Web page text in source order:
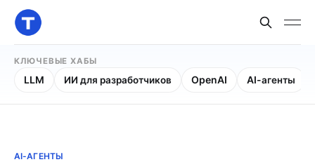
КЛЮЧЕВЫЕ ХАБЫ
LLM ИИ для разработчиков OpenAI AI-агенты
AI-АГЕНТЫ